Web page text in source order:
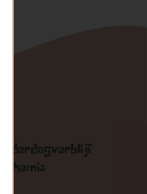
Kinderdagverblijf
Arthemis